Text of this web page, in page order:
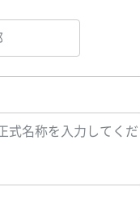
式名称を入力してくだ